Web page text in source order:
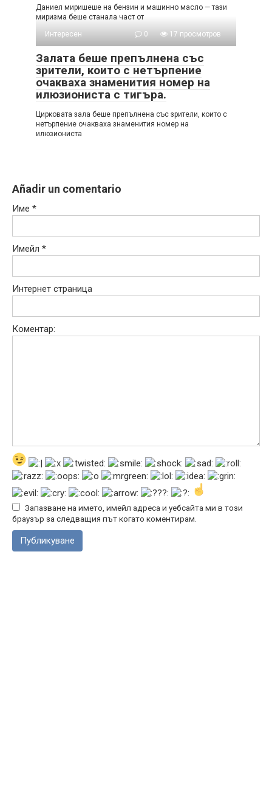
Даниел миришеше на бензин и машинно масло — тази
миризма беше станала част от
Интересен
0 17 просмотров
Залата беше препълнена със
зрители, които с нетърпение
очакваха знаменития номер на
илюзиониста с тигъра.
Цирковата зала беше препълнена със зрители, които с
нетърпение очакваха знаменития номер на
илюзиониста
Añadir un comentario
Име *
Имейл *
Интернет страница
Коментар:
Запазване на името, имейл адреса и уебсайта ми в този
браузър за следващия път когато коментирам.